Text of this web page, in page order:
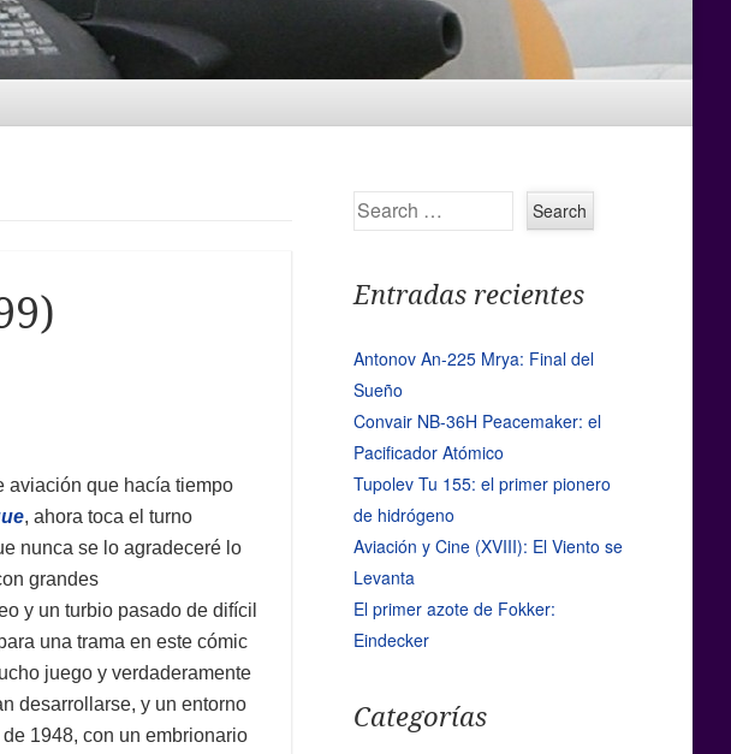
aviación que hacía tiempo
, ahora toca el turno
nunca se lo agradeceré lo
grandes
y un turbio pasado de difícil
una trama en este cómic
juego y verdaderamente
desarrollarse, y un entorno
1948, con un embrionario
Search
Entradas recientes
Antonov An-225 Mrya: Final del
Sueño
Convair NB-36H Peacemaker: el
Pacificador Atómico
Tupolev Tu 155: el primer pionero
de hidrógeno
Aviación y Cine (XVIII): El Viento se
Levanta
El primer azote de Fokker:
Eindecker
Categorías